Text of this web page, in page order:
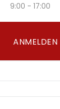
9:00 - 17:00
ANMELDEN